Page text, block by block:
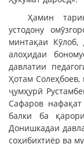
Ҳамин
устодону
минтақаи
алоҳидаи
давлатии
Ҳотам
ҷумҳурӣ
Сафаров
балки ба
Донишкадаи
соҳибихтиёр ва